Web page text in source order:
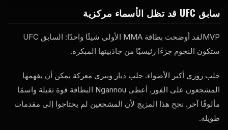
سابق UFC قد تظل الأسماء مركزية
MVPلقد أوضحت بطاقة MMA الأولى شيئًا واحدًا: السابق
UFC
ستكون النجوم جزءًا رئيسيًا من جاذبيتها المبكرة.
جلب روزي أكبر الأضواء. جلب دياز وبيري معركة يمكن أن يفهمها
المشجعون على الفور. أعطى Ngannou البطاقة قوة ثقيلة واسمًا
مألوفًا آخر. نجح هذا المزيج لأن المشجعين لم يحتاجوا إلى مقدمات
طويلة.